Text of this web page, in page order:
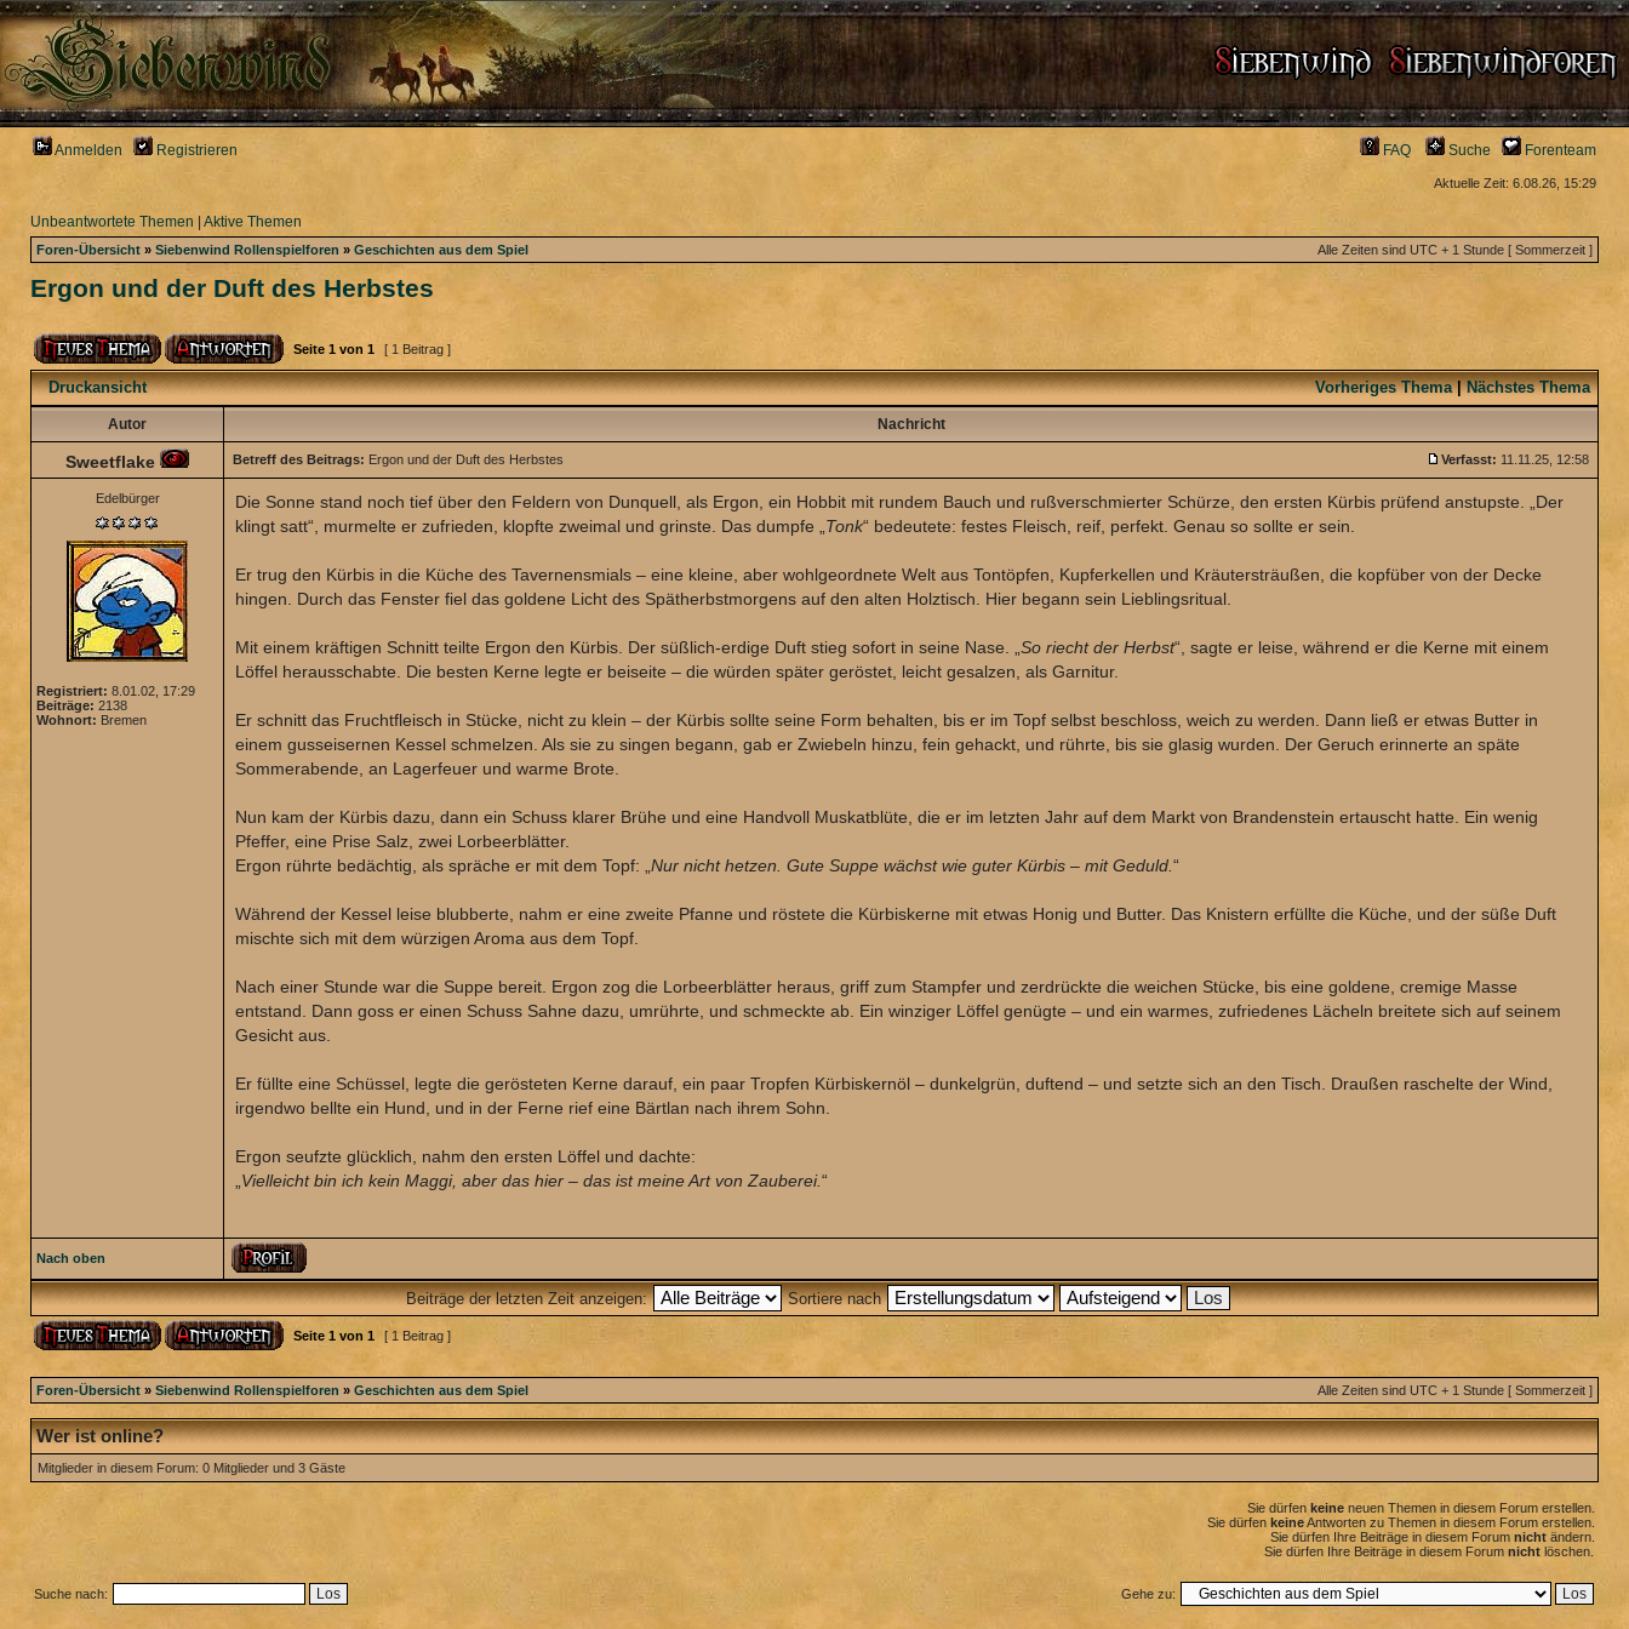
Anmelden Registrieren FAQ Suche Forenteam
Aktuelle Zeit: 6.08.26, 15:29
Unbeantwortete Themen Aktive Themen
Foren-Übersicht » Siebenwind Rollenspielforen » Geschichten aus dem Spiel Alle Zeiten sind UTC + 1 Stunde [ Sommerzeit ]
Ergon und der Duft des Herbstes
Seite 1 von 1 [ 1 Beitrag ]
Druckansicht Vorheriges Thema|Nächstes Thema
Autor Nachricht
Sweetflake Betreff des Beitrags: Ergon und der Duft des Herbstes Verfasst: 11.11.25, 12:58
Edelbürger
Registriert: 8.01.02, 17:29
Beiträge: 2138
Wohnort: Bremen
Die Sonne stand noch tief über den Feldern von Dunquell, als Ergon, ein Hobbit mit rundem Bauch und rußverschmierter Schürze, den ersten Kürbis prüfend anstupste. „Der
klingt satt“, murmelte er zufrieden, klopfte zweimal und grinste. Das dumpfe „ Tonk“ bedeutete: festes Fleisch, reif, perfekt. Genau so sollte er sein.
Er trug den Kürbis in die Küche des Tavernensmials – eine kleine, aber wohlgeordnete Welt aus Tontöpfen, Kupferkellen und Kräutersträußen, die kopfüber von der Decke
hingen. Durch das Fenster fiel das goldene Licht des Spätherbstmorgens auf den alten Holztisch. Hier begann sein Lieblingsritual.
Mit einem kräftigen Schnitt teilte Ergon den Kürbis. Der süßlich-erdige Duft stieg sofort in seine Nase. „ So riecht der Herbst“, sagte er leise, während er die Kerne mit einem
Löffel herausschabte. Die besten Kerne legte er beiseite – die würden später geröstet, leicht gesalzen, als Garnitur.
Er schnitt das Fruchtfleisch in Stücke, nicht zu klein – der Kürbis sollte seine Form behalten, bis er im Topf selbst beschloss, weich zu werden. Dann ließ er etwas Butter in
einem gusseisernen Kessel schmelzen. Als sie zu singen begann, gab er Zwiebeln hinzu, fein gehackt, und rührte, bis sie glasig wurden. Der Geruch erinnerte an späte
Sommerabende, an Lagerfeuer und warme Brote.
Nun kam der Kürbis dazu, dann ein Schuss klarer Brühe und eine Handvoll Muskatblüte, die er im letzten Jahr auf dem Markt von Brandenstein ertauscht hatte. Ein wenig
Pfeffer, eine Prise Salz, zwei Lorbeerblätter.
Ergon rührte bedächtig, als spräche er mit dem Topf: „ Nur nicht hetzen. Gute Suppe wächst wie guter Kürbis – mit Geduld. “
Während der Kessel leise blubberte, nahm er eine zweite Pfanne und röstete die Kürbiskerne mit etwas Honig und Butter. Das Knistern erfüllte die Küche, und der süße Duft
mischte sich mit dem würzigen Aroma aus dem Topf.
Nach einer Stunde war die Suppe bereit. Ergon zog die Lorbeerblätter heraus, griff zum Stampfer und zerdrückte die weichen Stücke, bis eine goldene, cremige Masse
entstand. Dann goss er einen Schuss Sahne dazu, umrührte, und schmeckte ab. Ein winziger Löffel genügte – und ein warmes, zufriedenes Lächeln breitete sich auf seinem
Gesicht aus.
Er füllte eine Schüssel, legte die gerösteten Kerne darauf, ein paar Tropfen Kürbiskernöl – dunkelgrün, duftend – und setzte sich an den Tisch. Draußen raschelte der Wind,
irgendwo bellte ein Hund, und in der Ferne rief eine Bärtlan nach ihrem Sohn.
Ergon seufzte glücklich, nahm den ersten Löffel und dachte:
Vielleicht bin ich kein Maggi, aber das hier – das ist meine Art von Zauberei.“
Nach oben
Beiträge der letzten Zeit anzeigen: Sortiere nach
Seite 1 von 1 [ 1 Beitrag ]
Foren-Übersicht » Siebenwind Rollenspielforen » Geschichten aus dem Spiel Alle Zeiten sind UTC + 1 Stunde [ Sommerzeit ]
Wer ist online?
Mitglieder in diesem Forum: 0 Mitglieder und 3 Gäste
Sie dürfen keine neuen Themen in diesem Forum erstellen.
Sie dürfen keineAntworten zu Themen in diesem Forum erstellen.
Sie dürfen Ihre Beiträge in diesem Forum nicht ändern.
Sie dürfen Ihre Beiträge in diesem Forum nicht löschen.
Suche nach: Gehe zu: